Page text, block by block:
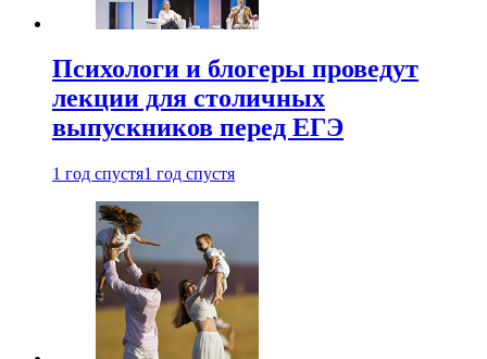
Психологи и блогеры проведут
лекции для столичных
выпускников перед ЕГЭ
1 год спустя1 год спустя